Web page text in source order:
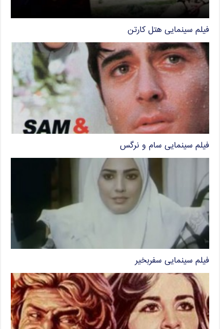
فیلم سینمایی هتل کارتن
فیلم سینمایی سام و نرگس
فیلم سینمایی سفربخیر